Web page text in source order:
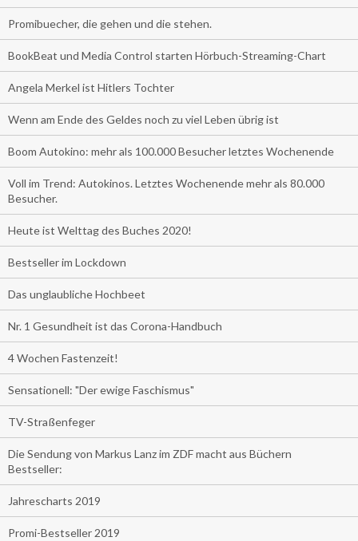
Promibuecher, die gehen und die stehen.
BookBeat und Media Control starten Hörbuch-Streaming-Chart
Angela Merkel ist Hitlers Tochter
Wenn am Ende des Geldes noch zu viel Leben übrig ist
Boom Autokino: mehr als 100.000 Besucher letztes Wochenende
Voll im Trend: Autokinos. Letztes Wochenende mehr als 80.000
Besucher.
Heute ist Welttag des Buches 2020!
Bestseller im Lockdown
Das unglaubliche Hochbeet
Nr. 1 Gesundheit ist das Corona-Handbuch
4 Wochen Fastenzeit!
Sensationell: "Der ewige Faschismus"
TV-Straßenfeger
Die Sendung von Markus Lanz im ZDF macht aus Büchern
Bestseller:
Jahrescharts 2019
Promi-Bestseller 2019